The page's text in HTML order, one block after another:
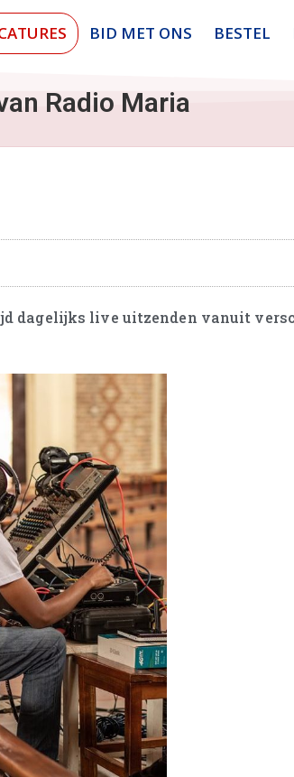
BID MET ONS BESTEL
Radio Maria
dagelijks live uitzenden vanuit